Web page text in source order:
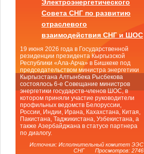
Электроэнергетического
Совета СНГ по развитию
отраслевого
взаимодействия СНГ и ШОС
19 июня 2026 года в Государственной
резиденции президента Кыргызской
Республики «Ала-Арча» в Бишкеке под
председательством министра энергетики
Кыргызстана Алтынбека Рысбекова
состоялось 6-е Совещание министров
энергетики государств-членов ШОС, в
котором приняли участие руководители
профильных ведомств Белоруссии,
России, Индии, Ирана, Кахахстана, Китая,
Пакистана, Таджикистана, Узбекистана, а
также Азербайджана в статусе партнера
по диалогу.
Источник: Исполнительный комитет ЭЭС
СНГ Просмотров: 2746